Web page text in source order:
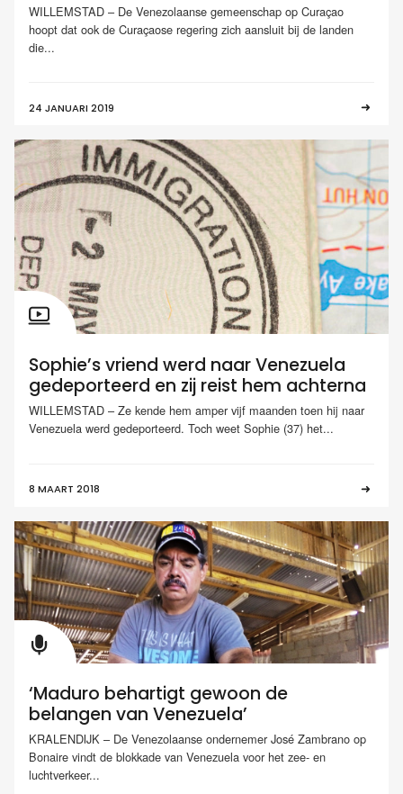
WILLEMSTAD – De Venezolaanse gemeenschap op Curaçao
hoopt dat ook de Curaçaose regering zich aansluit bij de landen
die...
24 JANUARI 2019
Sophie’s vriend werd naar Venezuela
gedeporteerd en zij reist hem achterna
WILLEMSTAD – Ze kende hem amper vijf maanden toen hij naar
Venezuela werd gedeporteerd. Toch weet Sophie (37) het...
8 MAART 2018
‘Maduro behartigt gewoon de
belangen van Venezuela’
KRALENDIJK – De Venezolaanse ondernemer José Zambrano op
Bonaire vindt de blokkade van Venezuela voor het zee- en
luchtverkeer...